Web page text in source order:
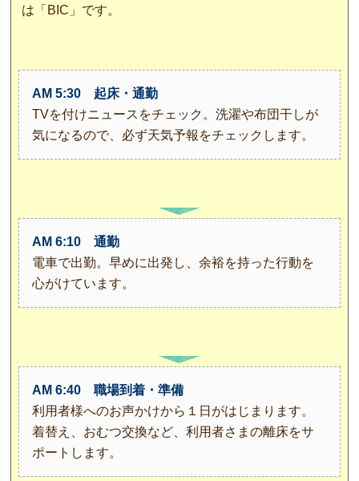
は「BIC」です。
AM 5:30 起床・通勤
TVを付けニュースをチェック。洗濯や布団干しが
気になるので、必ず天気予報をチェックします。
AM 6:10 通勤
電車で出勤。早めに出発し、余裕を持った行動を
心がけています。
AM 6:40 職場到着・準備
利用者様へのお声かけから１日がはじまります。
着替え、おむつ交換など、利用者さまの離床をサ
ポートします。